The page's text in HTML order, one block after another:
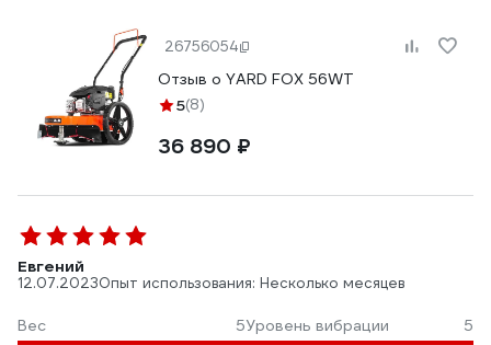
26756054
Отзыв о YARD FOX 56WT
5(8)
36 890 ₽
Евгений
12.07.2023Опыт использования: Несколько месяцев
Вес 5Уровень вибрации
5